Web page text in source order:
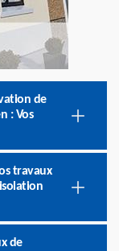
de
: Vos
travaux
de